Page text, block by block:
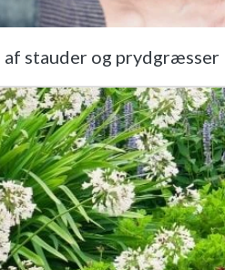
af stauder og prydgræsser